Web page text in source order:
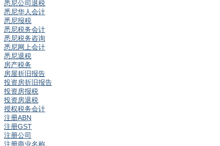
悉尼公司退税
悉尼华人会计
悉尼报税
悉尼税务会计
悉尼税务咨询
悉尼网上会计
悉尼退税
房产税务
房屋折旧报告
投资房折旧报告
投资房报税
投资房退税
授权税务会计
注册ABN
注册GST
注册公司
注册商业名称